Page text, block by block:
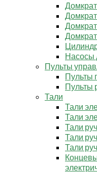
Насосы
Пульты
Пульты
Пульты
Тали
Тали
Тали
Тали
Тали
Тали